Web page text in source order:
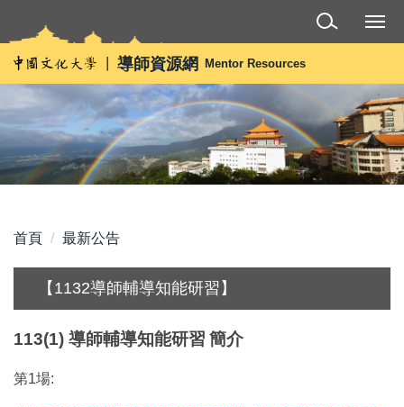
到
主
容
區
導師資源網 Mentor Resources
首頁 最新公告
【1132導師輔導知能研習】
113(1) 導師輔導知能研習 簡介
第1場: